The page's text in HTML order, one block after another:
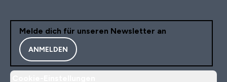
Melde dich für unseren Newsletter an
ANMELDEN